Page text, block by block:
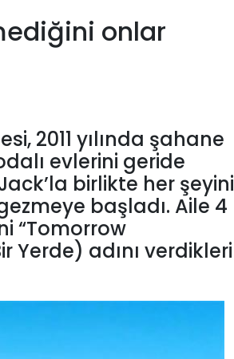
onlar
2011 yılında şahane
evlerini geride
birlikte her şeyini
başladı. Aile 4
“Tomorrow
Yerde) adını verdikleri